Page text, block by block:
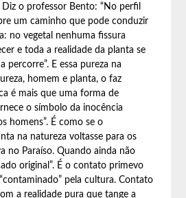
Diz o professor Bento: “No perfil
um caminho que pode conduzir
no vegetal nenhuma fissura
e toda a realidade da planta se
percorre”. E essa pureza na
homem e planta, o faz
é mais que uma forma de
o símbolo da inocência
homens”. É como se o
na natureza voltasse para os
no Paraíso. Quando ainda não
original”. É o contato primevo
pela cultura. Contato
a realidade pura que tange a